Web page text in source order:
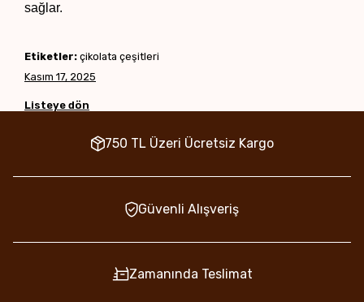
sağlar.
Etiketler: çikolata çeşitleri
Kasım 17, 2025
Listeye dön
750 TL Üzeri Ücretsiz Kargo
Güvenli Alışveriş
Zamanında Teslimat